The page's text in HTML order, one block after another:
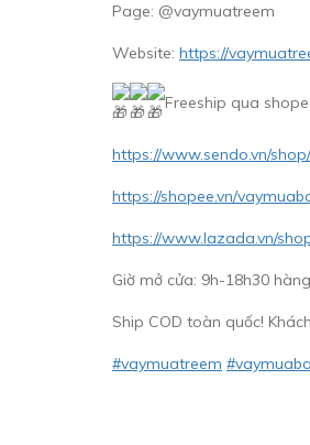
Page: @vaymuatreem
Website: https://
Freeship qua
https://www.sendo.vn/
https://shopee.vn/
https://www.lazada.vn/
Giờ mở cửa: 9h-18h30
Ship COD toàn quốc!
#vaymuatreem